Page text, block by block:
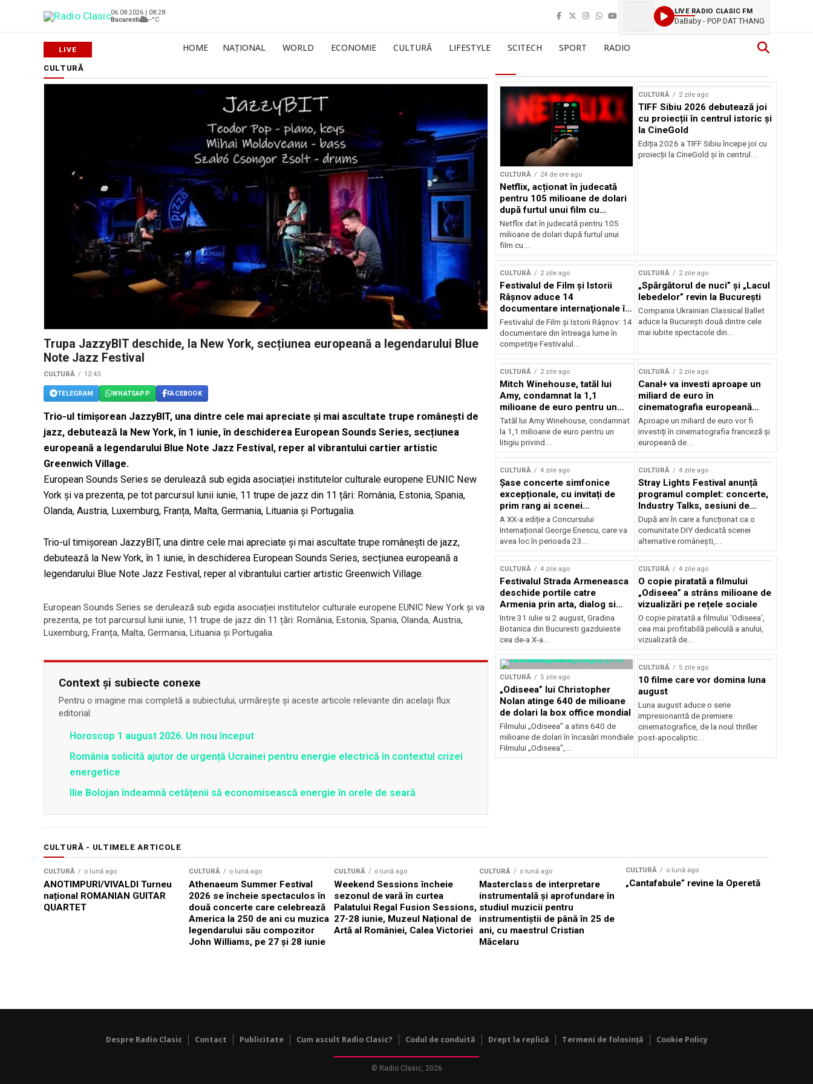
06.08.2026 | 08:28
Bucuresti
--°C
LIVE RADIO CLASIC FM
DaBaby - POP DAT THANG
HOME NAȚIONAL WORLD ECONOMIE CULTURĂ LIFESTYLE SCITECH SPORT RADIO
CULTURĂ
Trupa JazzyBIT deschide, la New York, secțiunea europeană a legendarului Blue
Note Jazz Festival
CULTURĂ 12:43
TELEGRAM WHATSAPP FACEBOOK
Trio-ul timișorean JazzyBIT, una dintre cele mai apreciate şi mai ascultate trupe românești de
jazz, debutează la New York, în 1 iunie, în deschiderea European Sounds Series, secțiunea
europeană a legendarului Blue Note Jazz Festival, reper al vibrantului cartier artistic
Greenwich Village.
European Sounds Series se derulează sub egida asociației institutelor culturale europene EUNIC New
York și va prezenta, pe tot parcursul lunii iunie, 11 trupe de jazz din 11 țări: România, Estonia, Spania,
Olanda, Austria, Luxemburg, Franța, Malta, Germania, Lituania și Portugalia.
Trio-ul timișorean JazzyBIT, una dintre cele mai apreciate şi mai ascultate trupe românești de jazz,
debutează la New York, în 1 iunie, în deschiderea European Sounds Series, secțiunea europeană a
legendarului Blue Note Jazz Festival, reper al vibrantului cartier artistic Greenwich Village.
European Sounds Series se derulează sub egida asociației institutelor culturale europene EUNIC New York și va
prezenta, pe tot parcursul lunii iunie, 11 trupe de jazz din 11 țări: România, Estonia, Spania, Olanda, Austria,
Luxemburg, Franța, Malta, Germania, Lituania și Portugalia.
Context și subiecte conexe
Pentru o imagine mai completă a subiectului, urmărește și aceste articole relevante din același flux
editorial.
Horoscop 1 august 2026. Un nou început
România solicită ajutor de urgență Ucrainei pentru energie electrică în contextul crizei
energetice
Ilie Bolojan îndeamnă cetățenii să economisească energie în orele de seară
CULTURĂ 24 de ore ago
Netflix, acționat în judecată
pentru 105 milioane de dolari
după furtul unui film cu
Nicolas Cage
Netflix dat în judecată pentru 105
milioane de dolari după furtul unui
film cu...
CULTURĂ 2 zile ago
TIFF Sibiu 2026 debutează joi
cu proiecții în centrul istoric și
la CineGold
Ediția 2026 a TIFF Sibiu începe joi cu
proiecții la CineGold și în centrul...
CULTURĂ 2 zile ago
Festivalul de Film şi Istorii
Râşnov aduce 14
documentare internaţionale în
premieră
Festivalul de Film şi Istorii Râşnov: 14
documentare din întreaga lume în
competiţie Festivalul...
CULTURĂ 2 zile ago
„Spărgătorul de nuci” și „Lacul
lebedelor” revin la București
Compania Ukrainian Classical Ballet
aduce la București două dintre cele
mai iubite spectacole din...
CULTURĂ 2 zile ago
Mitch Winehouse, tatăl lui
Amy, condamnat la 1,1
milioane de euro pentru un
litigiu pierdut
Tatăl lui Amy Winehouse, condamnat
la 1,1 milioane de euro pentru un
litigiu privind...
CULTURĂ 2 zile ago
Canal+ va investi aproape un
miliard de euro în
cinematografia europeană
până în 2032
Aproape un miliard de euro vor fi
investiți în cinematografia franceză și
europeană de...
CULTURĂ 4 zile ago
Șase concerte simfonice
excepționale, cu invitați de
prim rang ai scenei
internaționale și ansambluri
orchestrale românești de
prestigiu, în programul
Concursului Enescu 2026
A XX-a ediție a Concursului
Internațional George Enescu, care va
avea loc în perioada 23...
CULTURĂ 4 zile ago
Stray Lights Festival anunță
programul complet: concerte,
Industry Talks, sesiuni de
audiție și noi opțiuni de
participare pentru public
După ani în care a funcționat ca o
comunitate DIY dedicată scenei
alternative românești,...
CULTURĂ 4 zile ago
Festivalul Strada Armeneasca
deschide portile catre
Armenia prin arta, dialog si
patrimoniu, intre 31 iulie si 2
august, la Gradina Botanica din
Bucuresti
Intre 31 iulie si 2 august, Gradina
Botanica din Bucuresti gazduieste
cea de-a X-a...
CULTURĂ 4 zile ago
O copie piratată a filmului
„Odiseea” a strâns milioane de
vizualizări pe rețele sociale
O copie piratată a filmului 'Odiseea',
cea mai profitabilă peliculă a anului,
vizualizată de...
CULTURĂ 5 zile ago
„Odiseea” lui Christopher
Nolan atinge 640 de milioane
de dolari la box office mondial
Filmului „Odiseea” a atins 640 de
milioane de dolari în încasări mondiale
Filmului „Odiseea”,...
CULTURĂ 5 zile ago
10 filme care vor domina luna
august
Luna august aduce o serie
impresionantă de premiere
cinematografice, de la noul thriller
post-apocaliptic...
CULTURĂ - ULTIMELE ARTICOLE
CULTURĂ o lună ago
ANOTIMPURI/VIVALDI Turneu
național ROMANIAN GUITAR
QUARTET
CULTURĂ o lună ago
Athenaeum Summer Festival
2026 se încheie spectaculos în
două concerte care celebrează
America la 250 de ani cu muzica
legendarului său compozitor
John Williams, pe 27 și 28 iunie
CULTURĂ o lună ago
Weekend Sessions încheie
sezonul de vară în curtea
Palatului Regal Fusion Sessions,
27-28 iunie, Muzeul Național de
Artă al României, Calea Victoriei
CULTURĂ o lună ago
Masterclass de interpretare
instrumentală și aprofundare în
studiul muzicii pentru
instrumentiștii de până în 25 de
ani, cu maestrul Cristian
Măcelaru
CULTURĂ o lună ago
„Cantafabule” revine la Operetă
Despre Radio Clasic Contact Publicitate Cum ascult Radio Clasic? Codul de conduită Drept la replică Termeni de folosință Cookie Policy
© Radio Clasic, 2026